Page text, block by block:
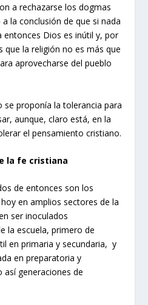
a rechazarse los dogmas
la conclusión de que si nada
entonces Dios es inútil y, por
la religión no es más que
aprovecharse del pueblo
se proponía la tolerancia para
aunque, claro está, en la
el pensamiento cristiano.
la fe cristiana
de entonces son los
en amplios sectores de la
ser inoculados
la escuela, primero de
en primaria y secundaria, y
en preparatoria y
generaciones de